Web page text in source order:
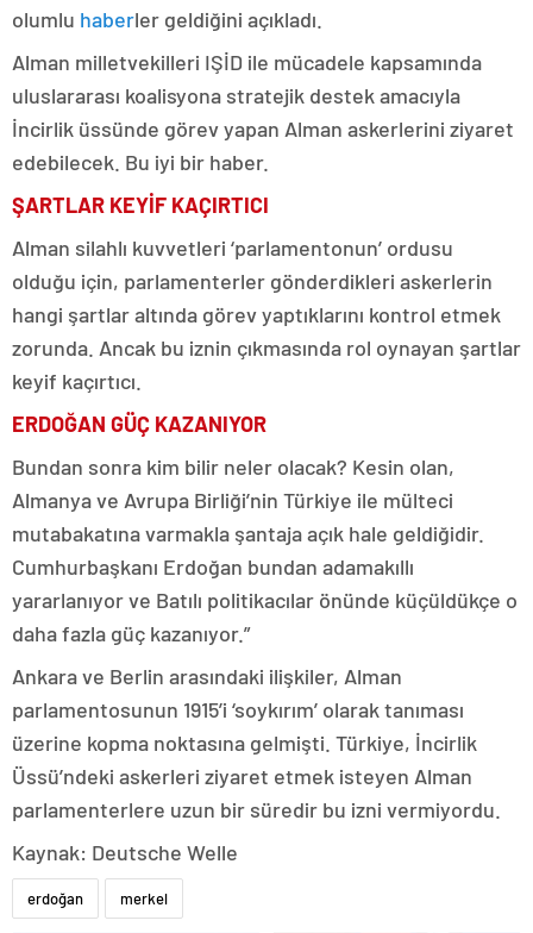
olumlu haberler geldiğini açıkladı.
Alman milletvekilleri IŞİD ile mücadele kapsamında
uluslararası koalisyona stratejik destek amacıyla
İncirlik üssünde görev yapan Alman askerlerini ziyaret
edebilecek. Bu iyi bir haber.
ŞARTLAR KEYİF KAÇIRTICI
Alman silahlı kuvvetleri ‘parlamentonun’ ordusu
olduğu için, parlamenterler gönderdikleri askerlerin
hangi şartlar altında görev yaptıklarını kontrol etmek
zorunda. Ancak bu iznin çıkmasında rol oynayan şartlar
keyif kaçırtıcı.
ERDOĞAN GÜÇ KAZANIYOR
Bundan sonra kim bilir neler olacak? Kesin olan,
Almanya ve Avrupa Birliği’nin Türkiye ile mülteci
mutabakatına varmakla şantaja açık hale geldiğidir.
Cumhurbaşkanı Erdoğan bundan adamakıllı
yararlanıyor ve Batılı politikacılar önünde küçüldükçe o
daha fazla güç kazanıyor.”
Ankara ve Berlin arasındaki ilişkiler, Alman
parlamentosunun 1915’i ‘soykırım’ olarak tanıması
üzerine kopma noktasına gelmişti. Türkiye, İncirlik
Üssü’ndeki askerleri ziyaret etmek isteyen Alman
parlamenterlere uzun bir süredir bu izni vermiyordu.
Kaynak: Deutsche Welle
erdoğan merkel